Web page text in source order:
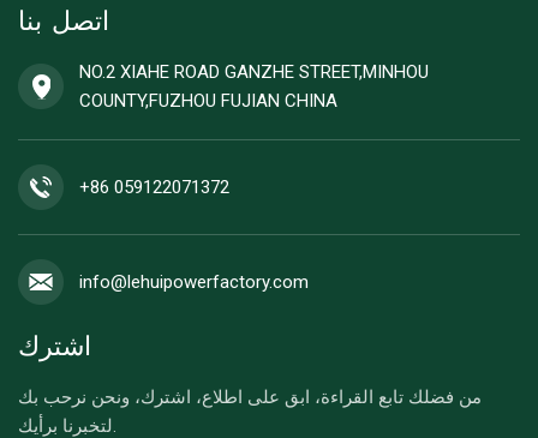
اتصل بنا
NO.2 XIAHE ROAD GANZHE STREET,MINHOU
COUNTY,FUZHOU FUJIAN CHINA
+86 059122071372
info@lehuipowerfactory.com
اشترك
من فضلك تابع القراءة، ابق على اطلاع، اشترك، ونحن نرحب بك
لتخبرنا برأيك.